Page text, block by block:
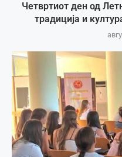
Четвртиот ден од
традиција и